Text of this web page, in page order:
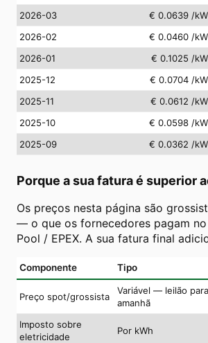
2026-03
€ 0.0639 /
2026-02
€ 0.0460 /
2026-01
€ 0.1025 /
2025-12
€ 0.0704 /
2025-11
€ 0.0612 /
2025-10
€ 0.0598 /
2025-09
€ 0.0362 /
Porque a sua fatura é superior
Os preços nesta página são
— o que os fornecedores pagam
Pool / EPEX. A sua fatura final
Componente Tipo
Preço spot/grossista
Variável — leilão para
amanhã
Imposto sobre
eletricidade
Por kWh